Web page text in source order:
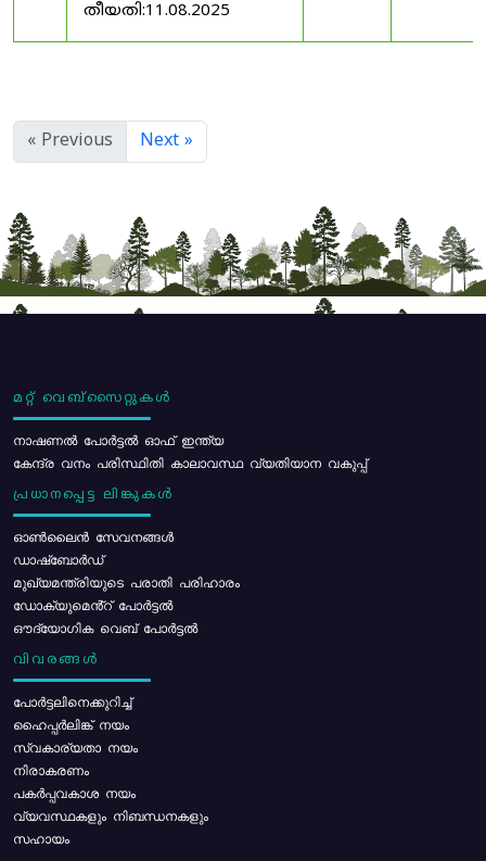
തീയതി:11.08.2025
« Previous Next »
മറ്റ് വെബ്സൈറ്റുകൾ
നാഷണൽ പോർട്ടൽ ഓഫ് ഇന്ത്യ
കേന്ദ്ര വനം പരിസ്ഥിതി കാലാവസ്ഥ വ്യതിയാന വകുപ്പ്
പ്രധാനപ്പെട്ട ലിങ്കുകൾ
ഓൺലൈൻ സേവനങ്ങൾ
ഡാഷ്ബോർഡ്
മുഖ്യമന്ത്രിയുടെ പരാതി പരിഹാരം
ഡോക്യുമെൻ്റ് പോർട്ടൽ
ഔദ്യോഗിക വെബ് പോർട്ടൽ
വിവരങ്ങൾ
പോര്‍ട്ടലിനെക്കുറിച്ച്
ഹൈപ്പർലിങ്ക് നയം
സ്വകാര്യതാ നയം
നിരാകരണം
പകർപ്പവകാശ നയം
വ്യവസ്ഥകളും നിബന്ധനകളും
സഹായം